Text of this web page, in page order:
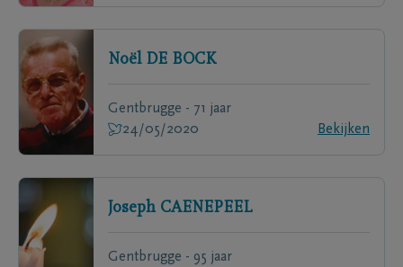
Noël DE BOCK
Gentbrugge - 71 jaar
24/05/2020
Bekijken
Joseph CAENEPEEL
Gentbrugge - 95 jaar